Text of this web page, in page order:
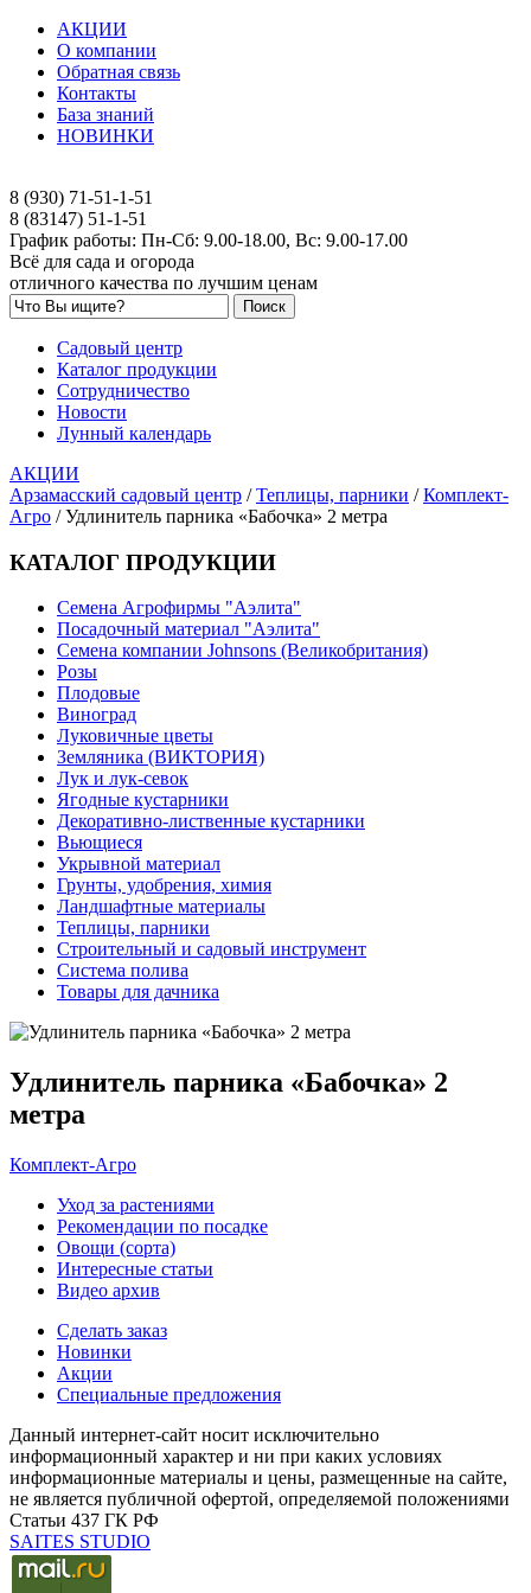
АКЦИИ
О компании
Обратная связь
Контакты
База знаний
НОВИНКИ
8 (930) 71-51-1-51
8 (83147) 51-1-51
График работы: Пн-Сб: 9.00-18.00, Вс: 9.00-17.00
Всё для сада и огорода
отличного качества по лучшим ценам
Садовый центр
Каталог продукции
Сотрудничество
Новости
Лунный календарь
АКЦИИ
Арзамасский садовый центр /Теплицы, парники /Комплект-
Агро /Удлинитель парника «Бабочка» 2 метра
КАТАЛОГ ПРОДУКЦИИ
Семена Агрофирмы "Аэлита"
Посадочный материал "Аэлита"
Семена компании Johnsons (Великобритания)
Розы
Плодовые
Виноград
Луковичные цветы
Земляника (ВИКТОРИЯ)
Лук и лук-севок
Ягодные кустарники
Декоративно-лиственные кустарники
Вьющиеся
Укрывной материал
Грунты, удобрения, химия
Ландшафтные материалы
Теплицы, парники
Строительный и садовый инструмент
Система полива
Товары для дачника
Удлинитель парника «Бабочка» 2
метра
Комплект-Агро
Уход за растениями
Рекомендации по посадке
Овощи (сорта)
Интересные статьи
Видео архив
Сделать заказ
Новинки
Акции
Специальные предложения
Данный интернет-сайт носит исключительно
информационный характер и ни при каких условиях
информационные материалы и цены, размещенные на сайте,
не является публичной офертой, определяемой положениями
Статьи 437 ГК РФ
SAITES STUDIO